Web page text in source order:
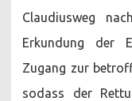
Claudiusweg
Erkundung der
Zugang zur
sodass der